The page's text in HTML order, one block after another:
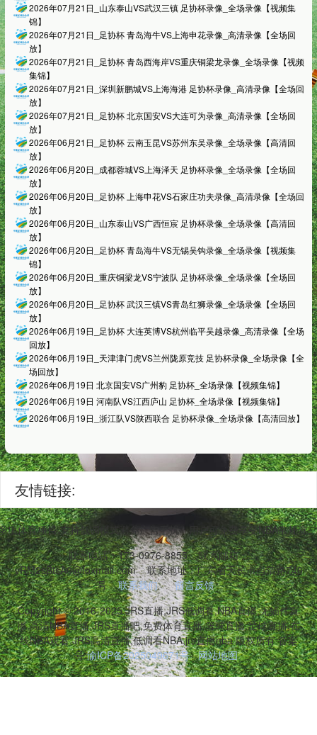
2026年07月21日_山东泰山VS武汉三镇 足协杯录像_全场录像【视频集
锦】
2026年07月21日_足协杯 青岛海牛VS上海申花录像_高清录像【全场回
放】
2026年07月21日_足协杯 青岛西海岸VS重庆铜梁龙录像_全场录像【视频
集锦】
2026年07月21日_深圳新鹏城VS上海海港 足协杯录像_高清录像【全场回
放】
2026年07月21日_足协杯 北京国安VS大连可为录像_高清录像【全场回
放】
2026年06月21日_足协杯 云南玉昆VS苏州东吴录像_全场录像【高清回
放】
2026年06月20日_成都蓉城VS上海泽天 足协杯录像_全场录像【全场回
放】
2026年06月20日_足协杯 上海申花VS石家庄功夫录像_高清录像【全场回
放】
2026年06月20日_山东泰山VS广西恒宸 足协杯录像_全场录像【高清回
放】
2026年06月20日_足协杯 青岛海牛VS无锡吴钩录像_全场录像【视频集
锦】
2026年06月20日_重庆铜梁龙VS宁波队 足协杯录像_全场录像【全场回
放】
2026年06月20日_足协杯 武汉三镇VS青岛红狮录像_全场录像【全场回
放】
2026年06月19日_足协杯 大连英博VS杭州临平吴越录像_高清录像【全场
回放】
2026年06月19日_天津津门虎VS兰州陇原竞技 足协杯录像_全场录像【全
场回放】
2026年06月19日 北京国安VS广州豹 足协杯_全场录像【视频集锦】
2026年06月19日 河南队VS江西庐山 足协杯_全场录像【视频集锦】
2026年06月19日_浙江队VS陕西联合 足协杯录像_全场录像【高清回放】
友情链接:
体育项目,支持低调模式避免广告干扰。用户可免费享受NBA常规
联系电话：173-0976-8855
联系邮箱：
vRM2sBtsA0@foxmail.com
联系地址：广东省天长市自清路740
号
联系我们
留言反馈
Copyright © 2016-2025 JRS直播,JRS低调看,NBA直播,无插件直
播,高清NBA直播,JRS直播吧,免费体育直播,篮球直播,足球直播,在
线NBA观看,JRS高清直播,低调看NBA,jrs直播nba 版权所有 备案
号:渝ICP备2025049671号 网站地图